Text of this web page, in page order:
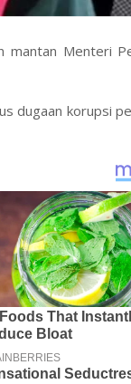
mantan Menteri
dugaan korupsi